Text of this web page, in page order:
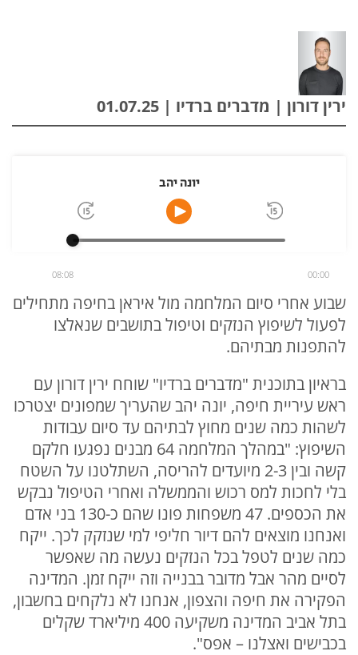
ירין דורון | מדברים ברדיו | 01.07.25
יונה יהב
00:00
08:08
שבוע אחרי סיום המלחמה מול איראן בחיפה מתחילים
לפעול לשיפוץ הנזקים וטיפול בתושבים שנאלצו
להתפנות מבתיהם.
בראיון בתוכנית "מדברים ברדיו" שוחח ירין דורון עם
ראש עיריית חיפה, יונה יהב שהעריך שמפונים יצטרכו
לשהות כמה שנים מחוץ לבתיהם עד סיום עבודות
השיפוץ: "במהלך המלחמה 64 מבנים נפגעו חלקם
קשה ובין 2-3 מיועדים להריסה, השתלטנו על השטח
בלי לחכות למס רכוש והממשלה ואחרי הטיפול נבקש
את הכספים. 47 משפחות פונו שהם כ-130 בני אדם
ואנחנו מוצאים להם דיור חליפי למי שנזקק לכך. ייקח
כמה שנים לטפל בכל הנזקים נעשה מה שאפשר
לסיים מהר אבל מדובר בבנייה וזה ייקח זמן. המדינה
הפקירה את חיפה והצפון, אנחנו לא נלקחים בחשבון,
בתל אביב המדינה משקיעה 400 מיליארד שקלים
בכבישים ואצלנו – אפס".